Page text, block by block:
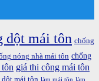
dột mái tôn chống
nóng nhà mái tôn chống
giá thi công mái tôn
dột mái tôn làm mái tôn làm